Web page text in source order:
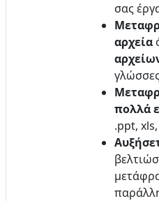
σας
αρχεία
πολλά
.ppt,